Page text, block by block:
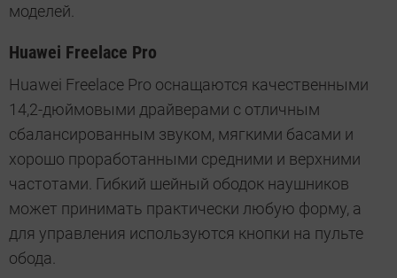
моделей.
Huawei Freelace Pro
Huawei Freelace Pro оснащаются качественными
14,2-дюймовыми драйверами с отличным
сбалансированным звуком, мягкими басами и
хорошо проработанными средними и верхними
частотами. Гибкий шейный ободок наушников
может принимать практически любую форму, а
для управления используются кнопки на пульте
обода.